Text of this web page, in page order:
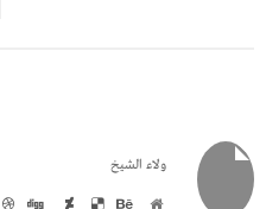
ولاء الشيخ